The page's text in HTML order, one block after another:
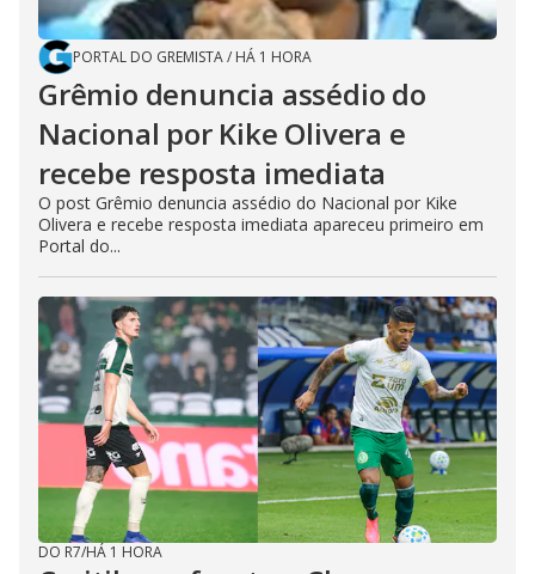
PORTAL DO GREMISTA/ HÁ 1 HORA
Grêmio denuncia assédio do
Nacional por Kike Olivera e
recebe resposta imediata
O post Grêmio denuncia assédio do Nacional por Kike
Olivera e recebe resposta imediata apareceu primeiro em
Portal do...
DO R7/HÁ 1 HORA